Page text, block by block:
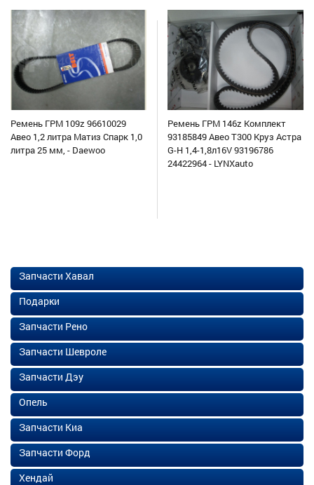
Ремень ГРМ 109z 96610029
Авео 1,2 литра Матиз Спарк 1,0
литра 25 мм, - Daewoo
Ремень ГРМ 146z Комплект
93185849 Авео Т300 Круз Астра
G-H 1,4-1,8л16V 93196786
24422964 - LYNXauto
Запчасти Хавал
Подарки
Запчасти Рено
Запчасти Шевроле
Запчасти Дэу
Опель
Запчасти Киа
Запчасти Форд
Хендай